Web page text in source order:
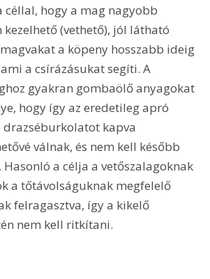
céllal, hogy a mag nagyobb
kezelhető (vethető), jól látható
a köpeny hosszabb ideig
a csírázásukat segíti. A
gyakran gombaölő anyagokat
hogy így az eredetileg apró
kapva
válnak, és nem kell később
a célja a vetőszalagoknak
a tőtávolságuknak megfelelő
felragasztva, így a kikelő
nem kell ritkítani.